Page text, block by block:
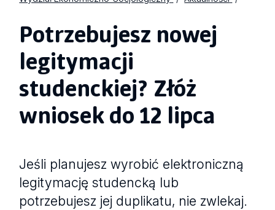
Potrzebujesz nowej
legitymacji
studenckiej? Złóż
wniosek do 12 lipca
Jeśli planujesz wyrobić elektroniczną
legitymację studencką lub
potrzebujesz jej duplikatu, nie zwlekaj.